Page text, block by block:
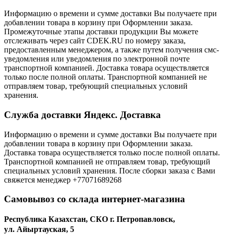
Информацию о времени и сумме доставки Вы получаете при
добавлении товара в корзину при Оформлении заказа.
Промежуточные этапы доставки продукции Вы можете
отслеживать через сайт CDEK.RU по номеру заказа,
предоставленным менеджером, а также путем получения смс-
уведомления или уведомления по электронной почте
транспортной компанией. Доставка товара осуществляется
только после полной оплаты. Транспортной компанией не
отправляем товар, требующий специальных условий
хранения.
Служба доставки Яндекс. Доставка
Информацию о времени и сумме доставки Вы получаете при
добавлении товара в корзину при Оформлении заказа.
Доставка товара осуществляется только после полной оплаты.
Транспортной компанией не отправляем товар, требующий
специальных условий хранения. После сборки заказа с Вами
свяжется менеджер +77071689268
Самовывоз со склада интернет-магазина
Республика Казахстан, СКО г. Петропавловск,
ул. Айыртауская, 5